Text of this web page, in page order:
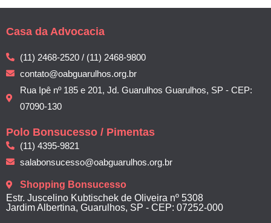
Casa da Advocacia
(11) 2468-2520 / (11) 2468-9800
contato@oabguarulhos.org.br
Rua Ipê nº 185 e 201, Jd. Guarulhos Guarulhos, SP - CEP:
07090-130
Polo Bonsucesso / Pimentas
(11) 4395-9821
salabonsucesso@oabguarulhos.org.br
Shopping Bonsucesso
Estr. Juscelino Kubtischek de Oliveira nº 5308
Jardim Albertina, Guarulhos, SP - CEP: 07252-000